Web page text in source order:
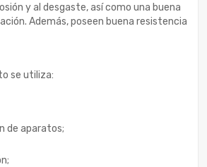
y al desgaste, así como una buena
Además, poseen buena resistencia
se utiliza:
de aparatos;